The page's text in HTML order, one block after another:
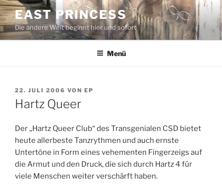
Zum
Inhalt
springen
EAST PRINCESS
Die andere Welt beginnt hier und sofort
Menü
VERÖFFENTLICHT
AM
22. JULI 2006 VON EP
Hartz Queer
Der „Hartz Queer Club“ des Transgenialen CSD bietet
heute allerbeste Tanzrythmen und auch ernste
Untertöne in Form eines vehementen Fingerzeigs auf
die Armut und den Druck, die sich durch Hartz 4 für
viele Menschen weiter verschärft haben.